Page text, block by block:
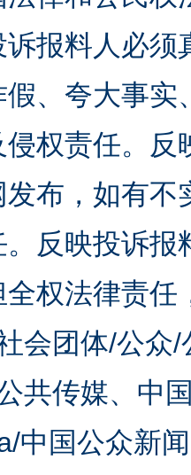
诉报料人必
、夸大事
侵权责任。
布，如有
。反映投诉
权法律责
会团体/公众
共传媒、中
中国公众新